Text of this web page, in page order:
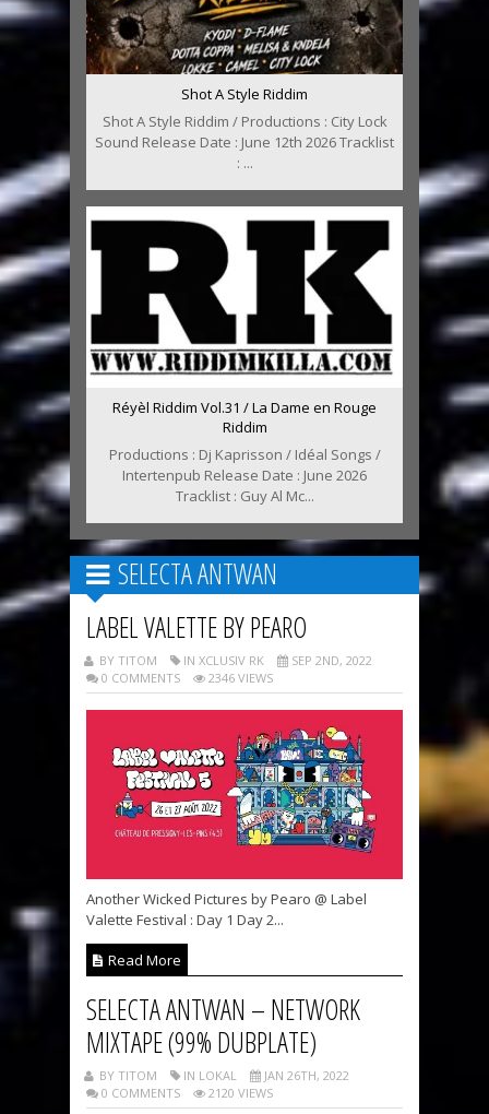
Shot A Style Riddim
Shot A Style Riddim / Productions : City Lock
Sound Release Date : June 12th 2026 Tracklist
: ...
Réyèl Riddim Vol.31 / La Dame en Rouge
Riddim
Productions : Dj Kaprisson / Idéal Songs /
Intertenpub Release Date : June 2026
Tracklist : Guy Al Mc...
SELECTA ANTWAN
LABEL VALETTE BY PEARO
BY TITOM IN XCLUSIV RK
SEP 2ND, 2022
0 COMMENTS
2346 VIEWS
Another Wicked Pictures by Pearo @ Label
Valette Festival : Day 1 Day 2...
Read More
SELECTA ANTWAN – NETWORK
MIXTAPE (99% DUBPLATE)
BY TITOM IN LOKAL
JAN 26TH, 2022
0 COMMENTS
2120 VIEWS